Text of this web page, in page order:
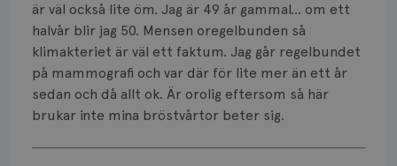
är väl också lite öm. Jag är 49 år gammal... om ett
halvår blir jag 50. Mensen oregelbunden så
klimakteriet är väl ett faktum. Jag går regelbundet
på mammografi och var där för lite mer än ett år
sedan och då allt ok. Är orolig eftersom så här
brukar inte mina bröstvårtor beter sig.
Visa svar
Läkemedel
Typ av bröstcancer
Smärta